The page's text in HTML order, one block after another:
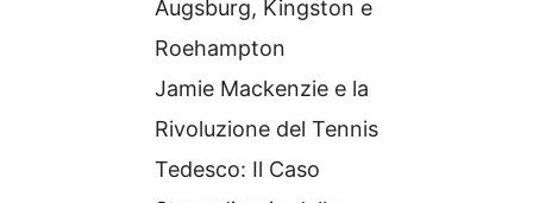
Augsburg, Kingston e
Roehampton
Jamie Mackenzie e la
Rivoluzione del Tennis
Tedesco: Il Caso